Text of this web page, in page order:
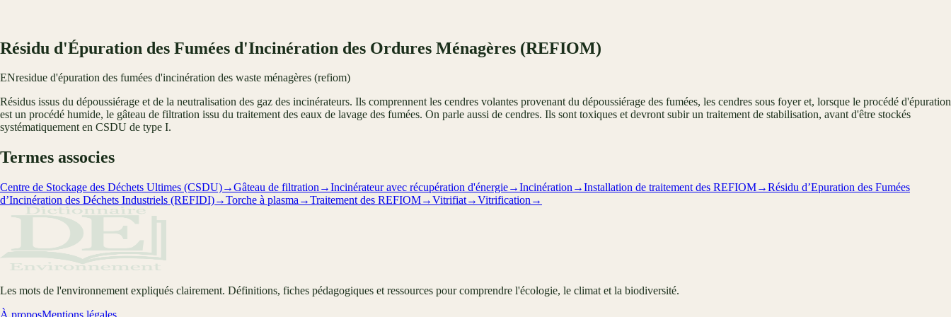
Résidu d'Épuration des Fumées d'Incinération des Ordures Ménagères (REFIOM)
ENresidue d'épuration des fumées d'incinération des waste ménagères (refiom)
Résidus issus du dépoussiérage et de la neutralisation des gaz des incinérateurs. Ils comprennent les cendres volantes provenant du dépoussiérage des fumées, les cendres sous foyer et, lorsque le procédé d'épuration
est un procédé humide, le gâteau de filtration issu du traitement des eaux de lavage des fumées. On parle aussi de cendres. Ils sont toxiques et devront subir un traitement de stabilisation, avant d'être stockés
systématiquement en CSDU de type I.
Termes associes
Centre de Stockage des Déchets Ultimes (CSDU)→Gâteau de filtration →Incinérateur avec récupération d'énergie→Incinération →Installation de traitement des REFIOM→Résidu d’Epuration des Fumées
d’Incinération des Déchets Industriels (REFIDI)→Torche à plasma →Traitement des REFIOM→Vitrifiat→Vitrification →
Les mots de l'environnement expliqués clairement. Définitions, fiches pédagogiques et ressources pour comprendre l'écologie, le climat et la biodiversité.
À proposMentions légales